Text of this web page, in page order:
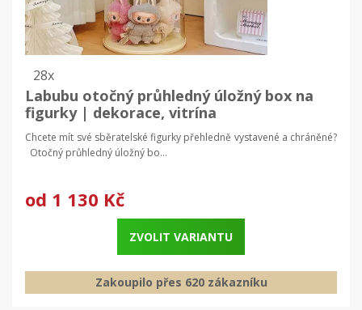
28x
Labubu otočný průhledný úložný box na
figurky | dekorace, vitrína
Chcete mít své sběratelské figurky přehledně vystavené a chráněné?
Otočný průhledný úložný bo...
od 1 130 Kč
ZVOLIT VARIANTU
Zakoupilo přes 620 zákazníku